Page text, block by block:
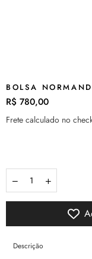
BOLSA
Preço
normal
R$ 780,00
Frete calculado no
Descrição